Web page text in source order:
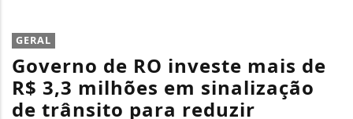
GERAL
Governo de RO investe mais de
R$ 3,3 milhões em sinalização
de trânsito para reduzir